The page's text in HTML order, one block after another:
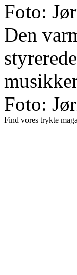
Foto:
Den
Foto:
Find vores trykte